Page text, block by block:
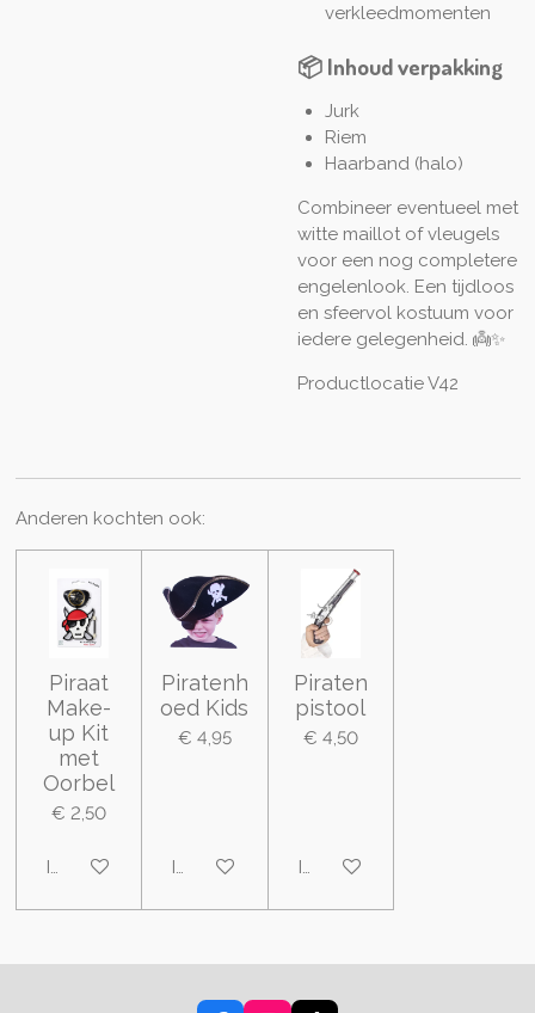
verkleedmomenten
📦 Inhoud verpakking
Jurk
Riem
Haarband (halo)
Combineer eventueel met
witte maillot of vleugels
voor een nog completere
engelenlook. Een tijdloos
en sfeervol kostuum voor
iedere gelegenheid. 👼✨
Productlocatie V42
Anderen kochten ook:
Piraat
Make-
up Kit
met
Oorbel
€ 2,50
In winkelwagen
Piratenh
oed Kids
€ 4,95
In winkelwagen
Piraten
pistool
€ 4,50
In winkelwagen